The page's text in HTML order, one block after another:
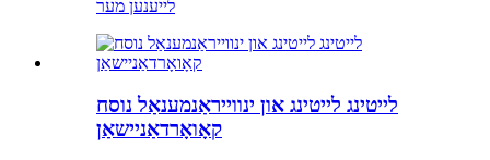
לייענען מער
לייטינג לייטינג און ינווייראַנמענאַל נוסח
קאָואָרדאַניישאַן